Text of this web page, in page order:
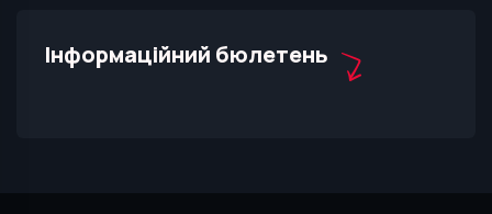
Інформаційний бюлетень